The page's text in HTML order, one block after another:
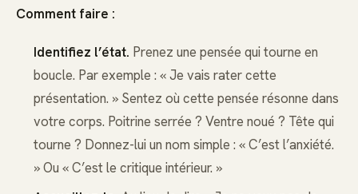
Comment faire :
Identifiez l’état. Prenez une pensée qui tourne en
boucle. Par exemple : « Je vais rater cette
présentation. » Sentez où cette pensée résonne dans
votre corps. Poitrine serrée ? Ventre noué ? Tête qui
tourne ? Donnez-lui un nom simple : « C’est l’anxiété.
» Ou « C’est le critique intérieur. »